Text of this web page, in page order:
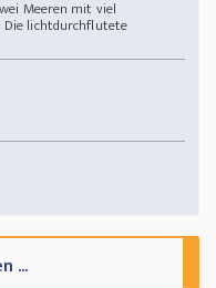
Meeren mit viel
lichtdurchflutete
...